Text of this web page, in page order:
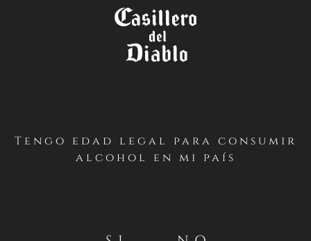
Tengo edad legal para consumir
alcohol en mi país